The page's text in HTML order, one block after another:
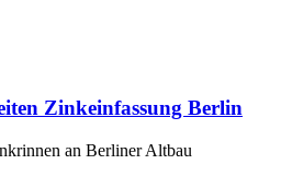
Zinkeinfassung Berlin
an Berliner Altbau